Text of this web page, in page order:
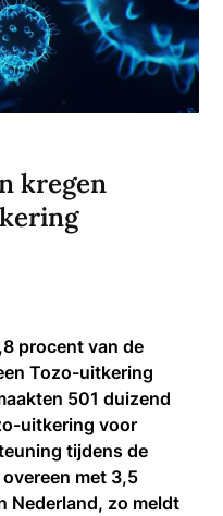
kregen
procent van de
Tozo-uitkering
501 duizend
uitkering voor
tijdens de
met 3,5
Nederland, zo meldt